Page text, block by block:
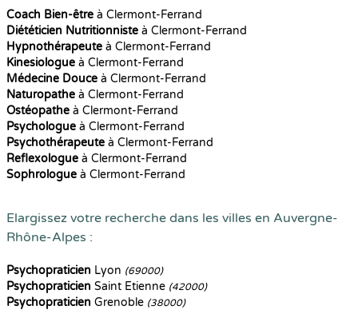
Coach Bien-être à Clermont-Ferrand
Diététicien Nutritionniste à Clermont-Ferrand
Hypnothérapeute à Clermont-Ferrand
Kinesiologue à Clermont-Ferrand
Médecine Douce à Clermont-Ferrand
Naturopathe à Clermont-Ferrand
Ostéopathe à Clermont-Ferrand
Psychologue à Clermont-Ferrand
Psychothérapeute à Clermont-Ferrand
Reflexologue à Clermont-Ferrand
Sophrologue à Clermont-Ferrand
Elargissez votre recherche dans les villes en Auvergne-
Rhône-Alpes :
Psychopraticien Lyon (69000)
Psychopraticien Saint Etienne (42000)
Psychopraticien Grenoble (38000)